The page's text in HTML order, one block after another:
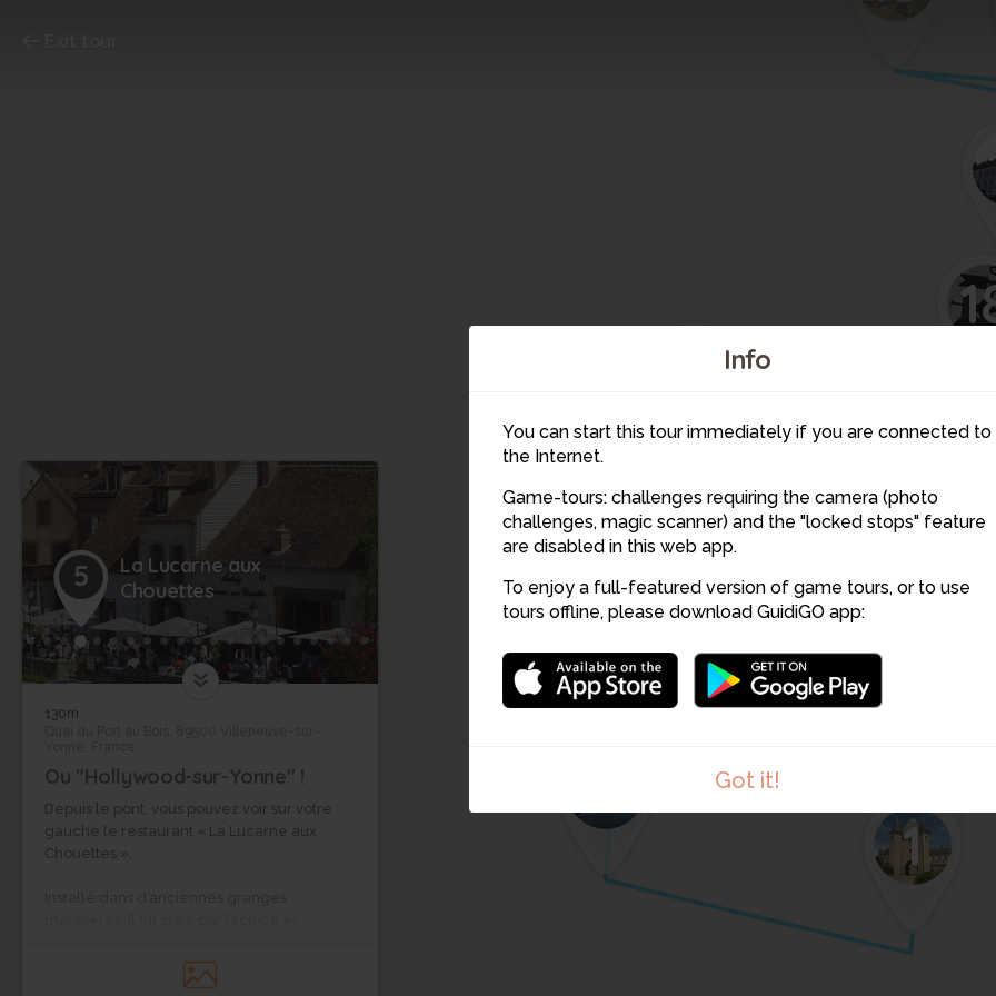
Info
You can start this tour immediately if you are connected to
the Internet.
Game-tours: challenges requiring the camera (photo
challenges, magic scanner) and the "locked stops" feature
are disabled in this web app.
To enjoy a full-featured version of game tours, or to use
tours offline, please download GuidiGO app:
Got it!
23
22
21
20
8
7
6
5
1
5
La Lucarne aux
Chouettes
130m
Ou "Hollywood-sur-Yonne" !
Depuis le pont, vous pouvez voir sur votre
gauche le restaurant « La Lucarne aux
Chouettes ».
au début des années 1990. Elle tint
l’établissement pendant une quinzaine